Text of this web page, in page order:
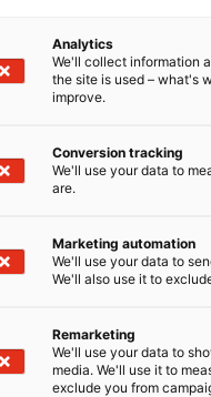
tuonut LKT ja
Messukeskuksen
Analytics
We'll collect information
the site is used – what's
improve.
Conversion tracking
We'll use your data to
are.
Marketing automation
We'll use your data to
We'll also use it to
Remarketing
We'll use your data to
media. We'll use it to
exclude you from